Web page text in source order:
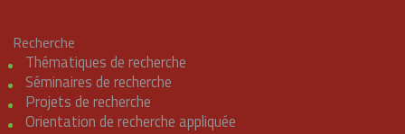
Recherche
Thématiques de recherche
Séminaires de recherche
Projets de recherche
Orientation de recherche appliquée